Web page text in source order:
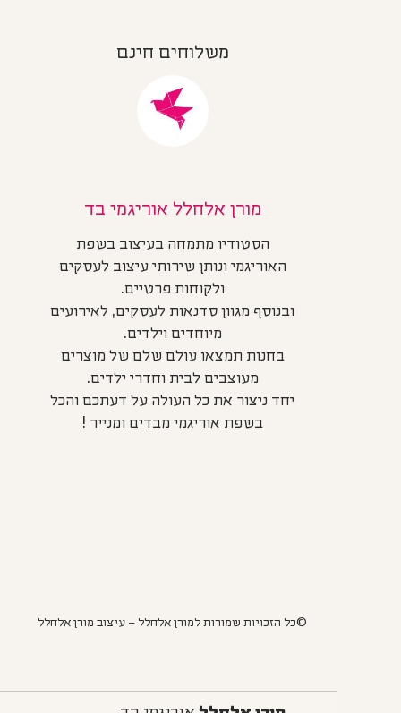
משלוחים חינם
מורן אלחלל אוריגמי בד
הסטודיו מתמחה בעיצוב בשפת
האוריגמי ונותן שירותי עיצוב לעסקים
ולקוחות פרטיים.
ובנוסף מגוון סדנאות לעסקים, לאירועים
מיוחדים וילדים.
בחנות תמצאו עולם שלם של מוצרים
מעוצבים לבית וחדרי ילדים.
יחד ניצור את כל העולה על דעתכם והכל
בשפת אוריגמי מבדים ומנייר !
©כל הזכויות שמורות למורן אלחלל – עיצוב מורן אלחלל